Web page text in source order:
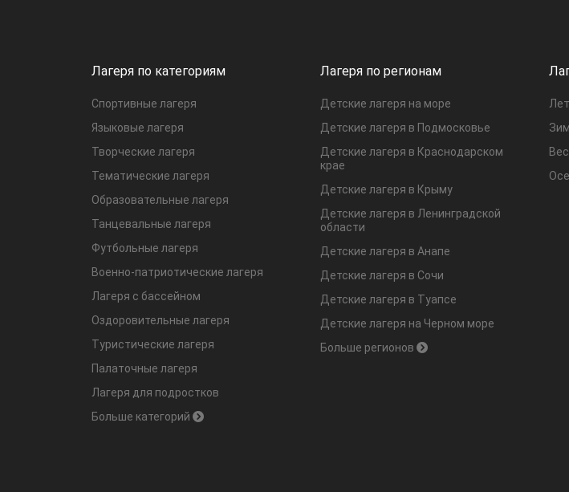
Лагеря по категориям
Спортивные лагеря
Языковые лагеря
Творческие лагеря
Тематические лагеря
Образовательные лагеря
Танцевальные лагеря
Футбольные лагеря
Военно-патриотические лагеря
Лагеря с бассейном
Оздоровительные лагеря
Туристические лагеря
Палаточные лагеря
Лагеря для подростков
Больше категорий
Лагеря по регионам
Детские лагеря на море
Детские лагеря в Подмосковье
Детские лагеря в Краснодарском
крае
Детские лагеря в Крыму
Детские лагеря в Ленинградской
области
Детские лагеря в Анапе
Детские лагеря в Сочи
Детские лагеря в Туапсе
Детские лагеря на Черном море
Больше регионов